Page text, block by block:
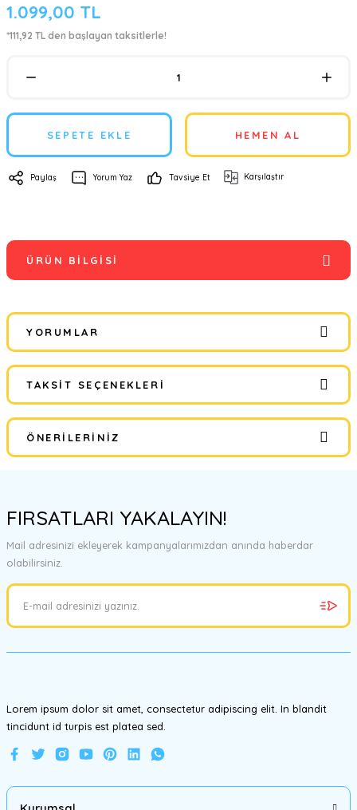
1.099,00 TL
*111,92 TL den başlayan taksitlerle!
SEPETE EKLE HEMEN AL
Paylaş Yorum Yaz Tavsiye Et Karşılaştır
ÜRÜN BILGISI
YORUMLAR
Bu ürüne ilk yorumu siz yapın!
Yorum Yaz
TAKSIT SEÇENEKLERI
ÖNERILERINIZ
tarafımıza iletebilirsiniz.
Görüş ve önerileriniz için teşekkür ederiz.
Ürün resmi kalitesiz, bozuk veya görüntülenemiyor.
Ürün bilgilerinde hatalar bulunuyor.
FIRSATLARI YAKALAYIN!
Mail adresinizi ekleyerek kampanyalarımızdan anında haberdar
olabilirsiniz.
Lorem ipsum dolor sit amet, consectetur adipiscing elit. In blandit
tincidunt id turpis est platea sed.